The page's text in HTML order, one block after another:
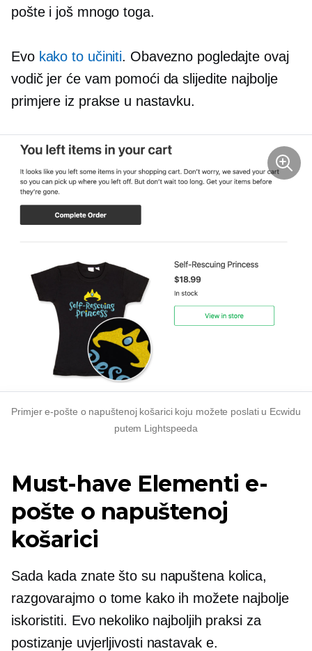
pošte i još mnogo toga.
Evo kako to učiniti. Obavezno pogledajte ovaj
vodič jer će vam pomoći da slijedite najbolje
primjere iz prakse u nastavku.
Primjer e-pošte o napuštenoj košarici koju možete poslati u Ecwidu
putem Lightspeeda
Must-have Elementi e-
pošte o napuštenoj
košarici
Sada kada znate što su napuštena kolica,
razgovarajmo o tome kako ih možete najbolje
iskoristiti. Evo nekoliko najboljih praksi za
postizanje uvjerljivosti nastavake.